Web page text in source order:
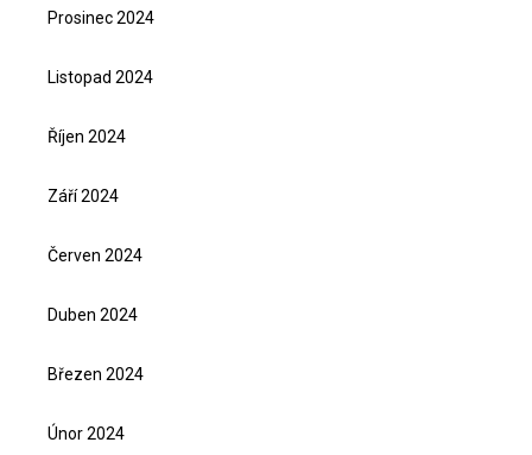
Prosinec 2024
Listopad 2024
Říjen 2024
Září 2024
Červen 2024
Duben 2024
Březen 2024
Únor 2024